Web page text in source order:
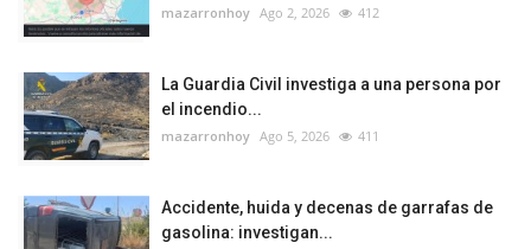
mazarronhoy Ago 2, 2026 412
La Guardia Civil investiga a una persona por
el incendio...
mazarronhoy Ago 5, 2026 411
Accidente, huida y decenas de garrafas de
gasolina: investigan...